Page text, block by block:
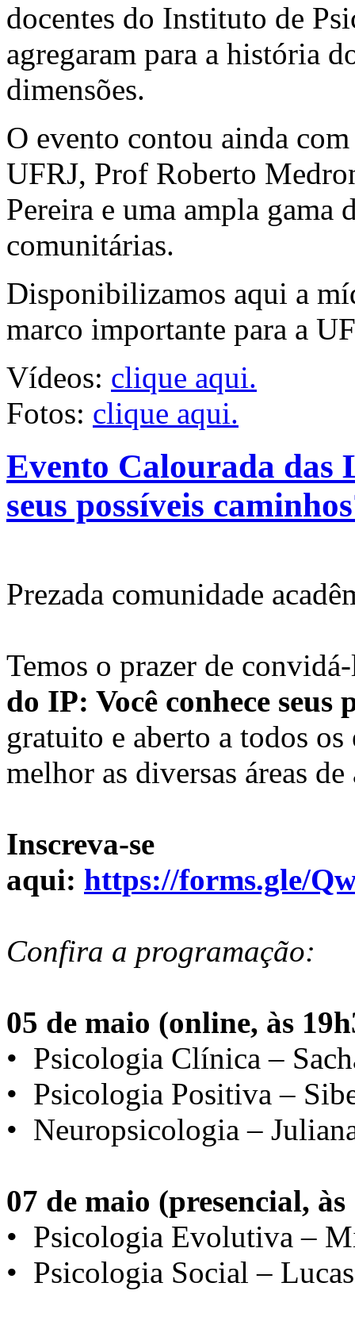
docentes do Instituto de
agregaram para a história
dimensões.
O evento contou ainda
UFRJ, Prof Roberto
Pereira e uma ampla gama
comunitárias.
Disponibilizamos aqui a
marco importante para a
Vídeos: clique aqui.
Fotos: clique aqui.
Evento Calourada das
seus possíveis
Prezada comunidade
Temos o prazer de
do IP: Você conhece seus
gratuito e aberto a todos os
melhor as diversas áreas
Inscreva-se
aqui: https://forms.gle/
Confira a programação:
05 de maio (online, às
•⁠ ⁠Psicologia Clínica –
•⁠ ⁠Psicologia Positiva –
•⁠ ⁠Neuropsicologia –
07 de maio (presencial,
•⁠ ⁠Psicologia Evolutiva –
•⁠ ⁠Psicologia Social –